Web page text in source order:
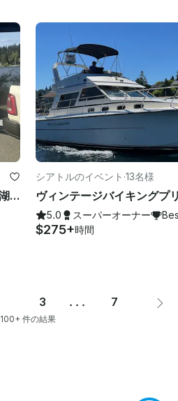
2023 SEA RAY SPX 210（ワシントン湖またはスティーブンス湖でのデイリーレンタル）
シアトルのイベント ·13名様
5.0 スーパーオーナー
$275+時間
3 ... 7
100+ 件の結果